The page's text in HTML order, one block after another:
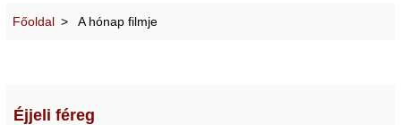
Főoldal A hónap filmje
Éjjeli féreg